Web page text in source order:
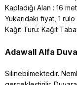
Kapladığı Alan : 16
Yukarıdaki fiyat, 1 rulo
Kağıt Türü: Kağıt
Adawall Alfa
Silinebilmektedir.